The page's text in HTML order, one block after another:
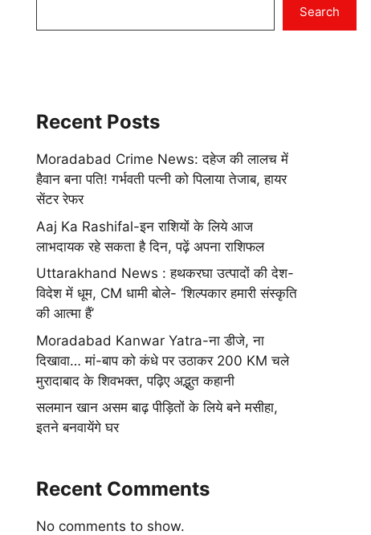
Search
Recent Posts
Moradabad Crime News: दहेज की लालच में
हैवान बना पति! गर्भवती पत्नी को पिलाया तेजाब, हायर
सेंटर रेफर
Aaj Ka Rashifal-इन राशियों के लिये आज
लाभदायक रहे सकता है दिन, पढ़ें अपना राशिफल
Uttarakhand News : हथकरघा उत्पादों की देश-
विदेश में धूम, CM धामी बोले- ‘शिल्पकार हमारी संस्कृति
की आत्मा हैं’
Moradabad Kanwar Yatra-ना डीजे, ना
दिखावा… मां-बाप को कंधे पर उठाकर 200 KM चले
मुरादाबाद के शिवभक्त, पढ़िए अद्भुत कहानी
सलमान खान असम बाढ़ पीड़ितों के लिये बने मसीहा,
इतने बनवायेंगे घर
Recent Comments
No comments to show.